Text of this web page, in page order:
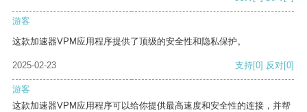
游客
这款加速器VPM应用程序提供了顶级的安全性和隐私保护。
2025-02-23 支持[0] 反对[0]
游客
这款加速器VPM应用程序可以给你提供最高速度和安全性的连接，并帮